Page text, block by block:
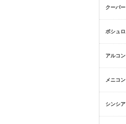
クーパ
ボシュロ
アルコン
メニコン
シンシア